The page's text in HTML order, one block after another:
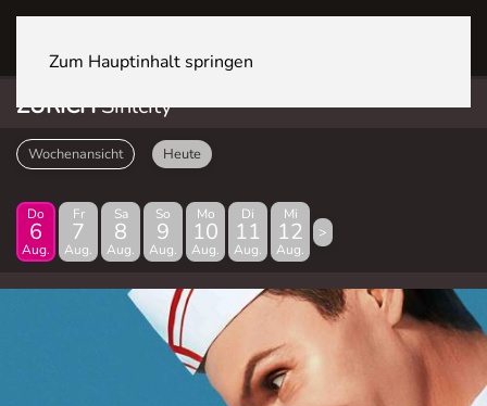
Zum Hauptinhalt springen
ZÜRICHSihlcity
Wochenansicht Heute
Do
6
Aug.
Fr
7
Aug.
Sa
8
Aug.
So
9
Aug.
Mo
10
Aug.
Di
11
Aug.
Mi
12
Aug.
>